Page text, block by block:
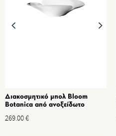
Διακοσμητικό μπολ Bloom
Botanica από ανοξείδωτο
269.00€